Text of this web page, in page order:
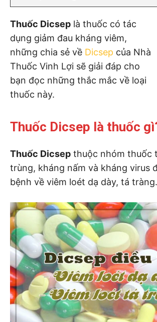
Thuốc Dicsep là thuốc có tác
dụng giảm đau kháng viêm,
những chia sẻ về Dicsep của Nhà
Thuốc Vinh Lợi sẽ giải đáp cho
bạn đọc những thắc mắc về loại
thuốc này.
Thuốc Dicsep là thuốc
Thuốc Dicsep thuộc nhóm thuốc
trùng, kháng nấm và kháng virus
bệnh về viêm loét dạ dày, tá tràng.